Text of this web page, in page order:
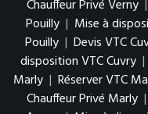
Chauffeur Privé Verny |
Pouilly | Mise à
Pouilly | Devis VTC
disposition VTC Cuvry |
Marly | Réserver VTC
Chauffeur Privé Marly |